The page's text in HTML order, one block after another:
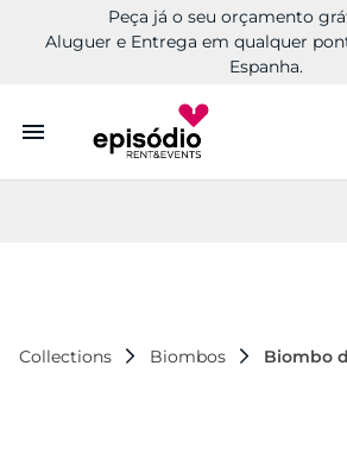
Peça já o seu orçamento
Aluguer e Entrega em qualquer
Espanha.
Aluguer
Collections Biombos Biombo